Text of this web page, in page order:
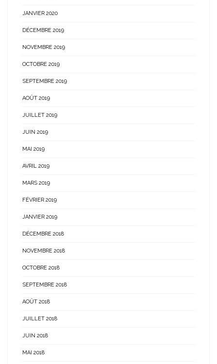
JANVIER 2020
DÉCEMBRE 2019
NOVEMBRE 2019
OCTOBRE 2019
SEPTEMBRE 2019
AOÛT 2019
JUILLET 2019
JUIN 2019
MAI 2019
AVRIL 2019
MARS 2019
FÉVRIER 2019
JANVIER 2019
DÉCEMBRE 2018
NOVEMBRE 2018
OCTOBRE 2018
SEPTEMBRE 2018
AOÛT 2018
JUILLET 2018
JUIN 2018
MAI 2018